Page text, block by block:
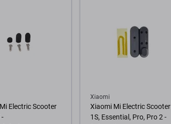
Electric Scooter
-
Xiaomi
Xiaomi Mi Electric Scooter
1S, Essential, Pro, Pro 2 -